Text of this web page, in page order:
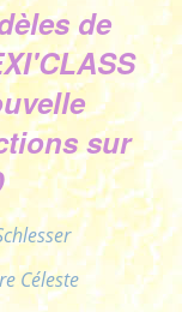
de
sur
Céleste